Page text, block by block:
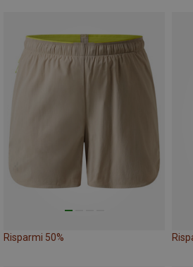
Risparmi 50%